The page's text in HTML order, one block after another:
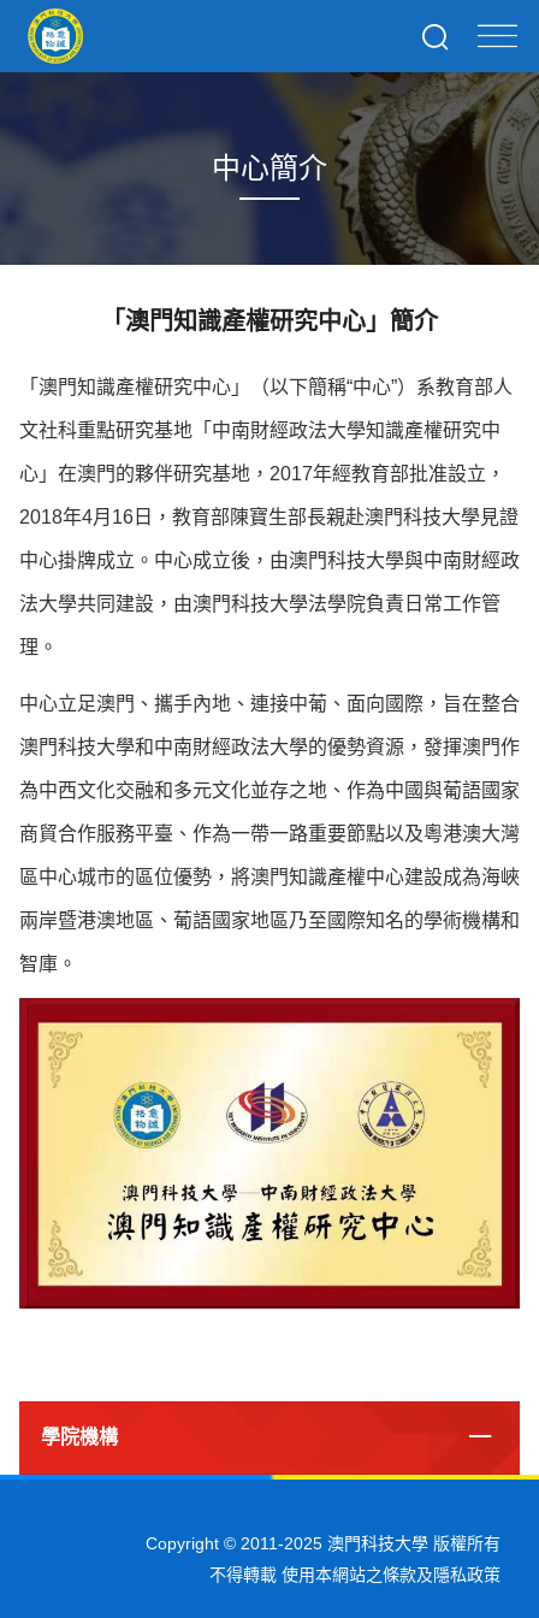
中心簡介
「澳門知識產權研究中心」簡介
「澳門知識產權研究中心」（以下簡稱“中心”）系教育部人
文社科重點研究基地「中南財經政法大學知識產權研究中
心」在澳門的夥伴研究基地，2017年經教育部批准設立，
2018年4月16日，教育部陳寶生部長親赴澳門科技大學見證
中心掛牌成立。中心成立後，由澳門科技大學與中南財經政
法大學共同建設，由澳門科技大學法學院負責日常工作管
理。
中心立足澳門、攜手內地、連接中葡、面向國際，旨在整合
澳門科技大學和中南財經政法大學的優勢資源，發揮澳門作
為中西文化交融和多元文化並存之地、作為中國與葡語國家
商貿合作服務平臺、作為一帶一路重要節點以及粵港澳大灣
區中心城市的區位優勢，將澳門知識產權中心建設成為海峽
兩岸暨港澳地區、葡語國家地區乃至國際知名的學術機構和
智庫。
學院機構
Copyright © 2011-2025 澳門科技大學 版權所有
不得轉載 使用本網站之條款及隱私政策